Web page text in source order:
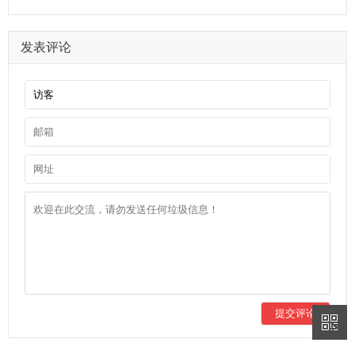
发表评论
提交评论